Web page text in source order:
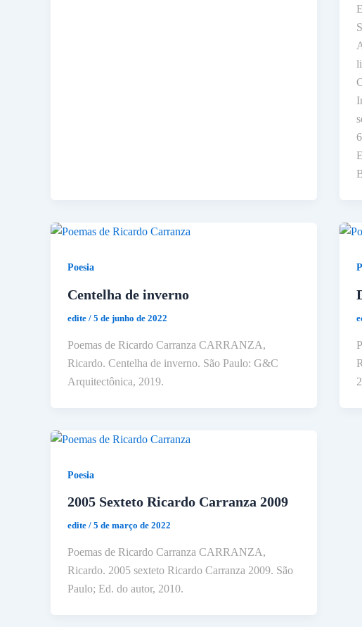
Poesia
Centelha de inverno
edite / 5 de junho de 2022
Poemas de Ricardo Carranza CARRANZA,
Ricardo. Centelha de inverno. São Paulo: G&C
Arquitectônica, 2019.
Poesia
2005 Sexteto Ricardo Carranza 2009
edite / 5 de março de 2022
Poemas de Ricardo Carranza CARRANZA,
Ricardo. 2005 sexteto Ricardo Carranza 2009. São
Paulo; Ed. do autor, 2010.